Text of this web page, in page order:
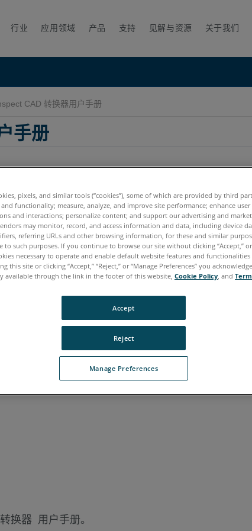
行业 应用领域 产品 支持 见解与资源 关于我们
CAD 转换器用户手册
手册
换器 用户手册。
pixels, and similar tools (“cookies”), some of which are provided by third
functionality; measure, analyze, and improve site performance; enhance user
and interactions; personalize content; and support our advertising and
may monitor, record, and access information and data, including device
referring URLs and other browsing information, for these and similar
to such purposes. If you continue to browse our site without clicking “Accept,”
necessary to operate and enable default website features and
this site or clicking “Accept,” “Reject,” or “Manage Preferences” you
available through the link in the footer of this website, Cookie Policy , and
Manage Preferences
Reject
Accept